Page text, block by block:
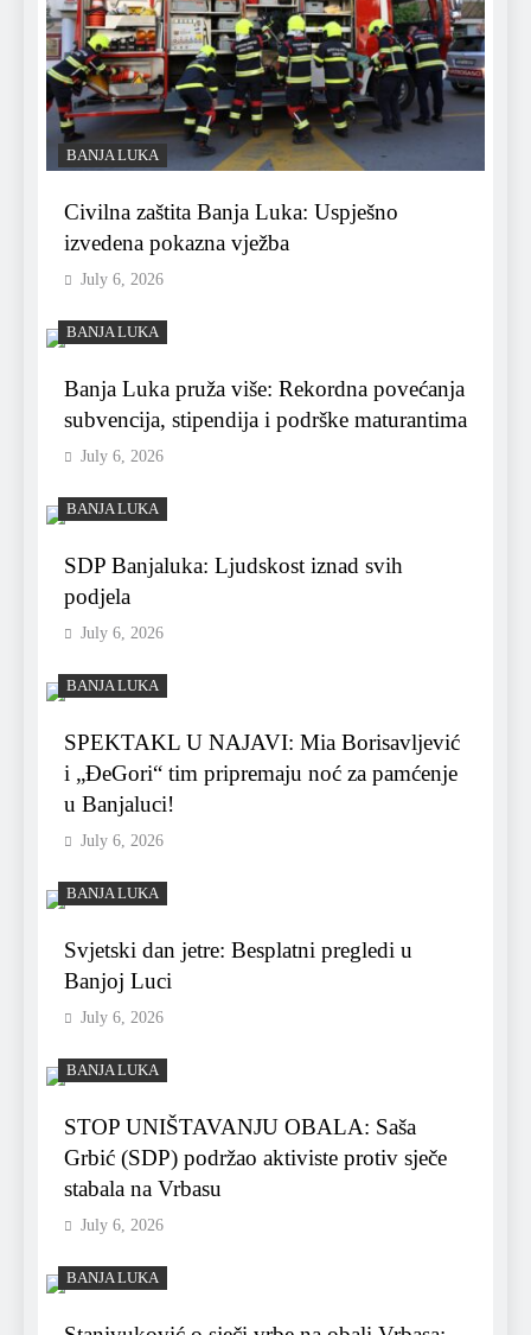
BANJA LUKA
Civilna zaštita Banja Luka: Uspješno
izvedena pokazna vježba
July 6, 2026
BANJA LUKA
Banja Luka pruža više: Rekordna povećanja
subvencija, stipendija i podrške maturantima
July 6, 2026
BANJA LUKA
SDP Banjaluka: Ljudskost iznad svih
podjela
July 6, 2026
BANJA LUKA
SPEKTAKL U NAJAVI: Mia Borisavljević
i „ĐeGori“ tim pripremaju noć za pamćenje
u Banjaluci!
July 6, 2026
BANJA LUKA
Svjetski dan jetre: Besplatni pregledi u
Banjoj Luci
July 6, 2026
BANJA LUKA
STOP UNIŠTAVANJU OBALA: Saša
Grbić (SDP) podržao aktiviste protiv sječe
stabala na Vrbasu
July 6, 2026
BANJA LUKA